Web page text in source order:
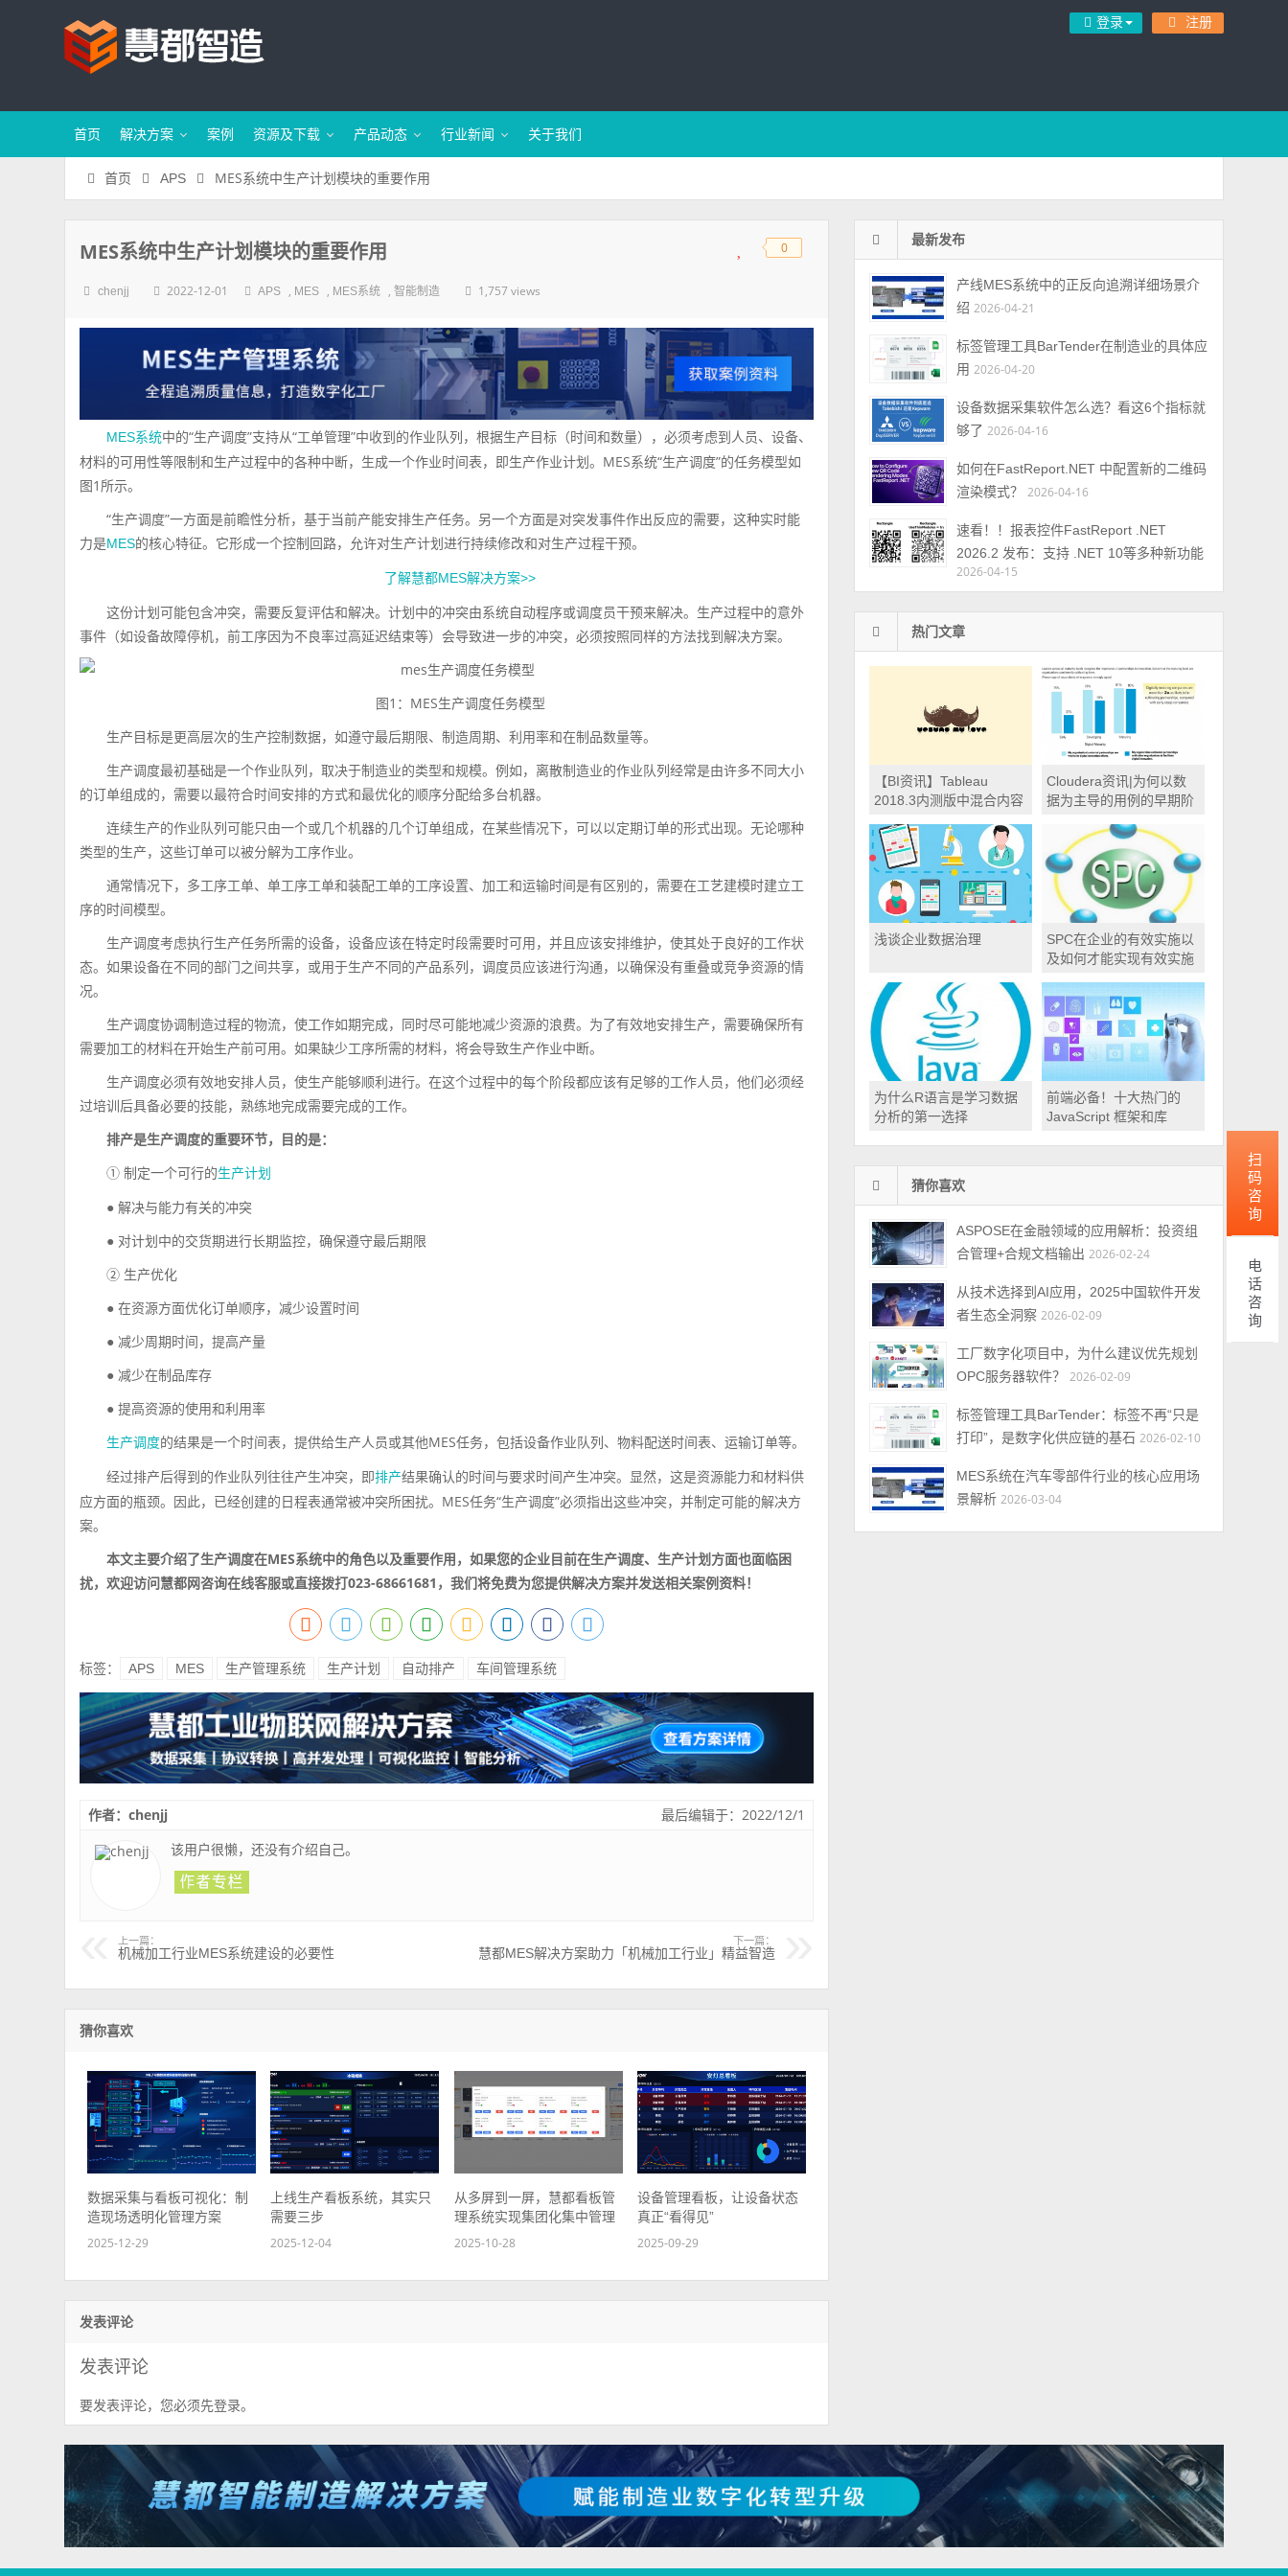
扫码咨询
电话咨询
登录 注册
首页 解决方案 案例 资源及下载 产品动态 行业新闻 关于我们
首页 APS MES系统中生产计划模块的重要作用
◆◆ 0
MES系统中生产计划模块的重要作用
chenjj 2022-12-01 APS , MES , MES系统 ,智能制造 1,757 views
MES系统中的“生产调度”支持从“工单管理”中收到的作业队列，根据生产目标（时间和数量），必须考虑到人员、设备、
材料的可用性等限制和生产过程中的各种中断，生成一个作业时间表，即生产作业计划。MES系统“生产调度”的任务模型如
图1所示。
“生产调度”一方面是前瞻性分析，基于当前产能安排生产任务。另一个方面是对突发事件作出反应的需要，这种实时能
力是MES的核心特征。它形成一个控制回路，允许对生产计划进行持续修改和对生产过程干预。
了解慧都MES解决方案>>
这份计划可能包含冲突，需要反复评估和解决。计划中的冲突由系统自动程序或调度员干预来解决。生产过程中的意外
事件（如设备故障停机，前工序因为不良率过高延迟结束等）会导致进一步的冲突，必须按照同样的方法找到解决方案。
图1：MES生产调度任务模型
生产目标是更高层次的生产控制数据，如遵守最后期限、制造周期、利用率和在制品数量等。
生产调度最初基础是一个作业队列，取决于制造业的类型和规模。例如，离散制造业的作业队列经常是由许多不同大小
的订单组成的，需要以最符合时间安排的方式和最优化的顺序分配给多台机器。
连续生产的作业队列可能只由一个或几个机器的几个订单组成，在某些情况下，可以以定期订单的形式出现。无论哪种
类型的生产，这些订单可以被分解为工序作业。
通常情况下，多工序工单、单工序工单和装配工单的工序设置、加工和运输时间是有区别的，需要在工艺建模时建立工
序的时间模型。
生产调度考虑执行生产任务所需的设备，设备应该在特定时段需要时可用，并且应该安排维护，使其处于良好的工作状
态。如果设备在不同的部门之间共享，或用于生产不同的产品系列，调度员应该进行沟通，以确保没有重叠或竞争资源的情
况。
生产调度协调制造过程的物流，使工作如期完成，同时尽可能地减少资源的浪费。为了有效地安排生产，需要确保所有
需要加工的材料在开始生产前可用。如果缺少工序所需的材料，将会导致生产作业中断。
生产调度必须有效地安排人员，使生产能够顺利进行。在这个过程中的每个阶段都应该有足够的工作人员，他们必须经
过培训后具备必要的技能，熟练地完成需要完成的工作。
排产是生产调度的重要环节，目的是：
① 制定一个可行的生产计划
● 解决与能力有关的冲突
● 对计划中的交货期进行长期监控，确保遵守最后期限
② 生产优化
● 在资源方面优化订单顺序，减少设置时间
● 减少周期时间，提高产量
● 减少在制品库存
● 提高资源的使用和利用率
生产调度的结果是一个时间表，提供给生产人员或其他MES任务，包括设备作业队列、物料配送时间表、运输订单等。
经过排产后得到的作业队列往往产生冲突，即排产结果确认的时间与要求时间产生冲突。显然，这是资源能力和材料供
应方面的瓶颈。因此，已经创建的日程表通常被冲突所困扰。MES任务“生产调度”必须指出这些冲突，并制定可能的解决方
案。
本文主要介绍了生产调度在MES系统中的角色以及重要作用，如果您的企业目前在生产调度、生产计划方面也面临困
扰，欢迎访问慧都网咨询在线客服或直接拨打023-68661681，我们将免费为您提供解决方案并发送相关案例资料！
标签： APS MES 生产管理系统 生产计划 自动排产 车间管理系统
最后编辑于：2022/12/1
作者：chenjj
该用户很懒，还没有介绍自己。
上一篇：
机械加工行业MES系统建设的必要性
下一篇：
慧都MES解决方案助力「机械加工行业」精益智造
猜你喜欢
数据采集与看板可视化：制
造现场透明化管理方案
2025-12-29
上线生产看板系统，其实只
需要三步
2025-12-04
从多屏到一屏，慧都看板管
理系统实现集团化集中管理
2025-10-28
设备管理看板，让设备状态
真正“看得见”
2025-09-29
发表评论
发表评论
要发表评论，您必须先登录。
最新发布
产线MES系统中的正反向追溯详细场景介
绍 2026-04-21
标签管理工具BarTender在制造业的具体应
用 2026-04-20
设备数据采集软件怎么选？看这6个指标就
够了 2026-04-16
如何在FastReport.NET 中配置新的二维码
渲染模式？
2026-04-16
速看！！报表控件FastReport .NET
2026.2 发布：支持 .NET 10等多种新功能
2026-04-15
热门文章
【BI资讯】Tableau
2018.3内测版中混合内容
Cloudera资讯|为何以数
据为主导的用例的早期阶
浅谈企业数据治理
SPC在企业的有效实施以
及如何才能实现有效实施
为什么R语言是学习数据
分析的第一选择
前端必备！十大热门的
JavaScript 框架和库
猜你喜欢
ASPOSE在金融领域的应用解析：投资组
合管理+合规文档输出 2026-02-24
从技术选择到AI应用，2025中国软件开发
者生态全洞察 2026-02-09
工厂数字化项目中，为什么建议优先规划
OPC服务器软件？
2026-02-09
标签管理工具BarTender：标签不再“只是
打印”，是数字化供应链的基石 2026-02-10
MES系统在汽车零部件行业的核心应用场
景解析 2026-03-04